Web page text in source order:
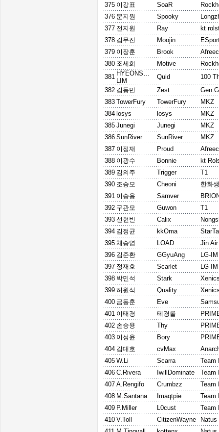
375 이강표 SoaR
376 문지원 Spooky
377 전지원 Ray
kt
378 김무진 Moojin
379 이장훈 Brook
380 조세희 Motive
381 HYEONSEUNG
LIM
Quid
100
382 김동민 Zest
383 TowerFury TowerFury
MKZ
384 losys losys
MKZ
385 Junegi Junegi
MKZ
386 SunRiver SunRiver
MKZ
387 이정재 Proud
388 이광수 Bonnie
kt
389 김의주 Trigger
T1
390 조승모 Cheoni
한화
391 이승용 Samver
392 구관모 Guwon
T1
393 선현빈 Calix
394 김정균 kkOma
395 채승엽 LOAD
Jin
396 김준환 GGyuAng
LG-
397 정재호 Scarlet
LG-
398 박민석 Stark
399 허원석 Quality
400 금동훈 Eve
401 이태경 테경롤
402 손승용 Thy
403 이성윤 Bory
404 김대호 cvMax
405 W.Li Scarra
Team
406 C.Rivera IwillDominate
Team
407 A.Rengifo Crumbzz
Team
408 M.Santana Imaqtpie
Team
409 P.Miller L0cust
Team
410 V.Toll CitizenWayne